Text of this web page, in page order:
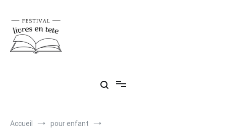
contenu
Accueil
pour enfant